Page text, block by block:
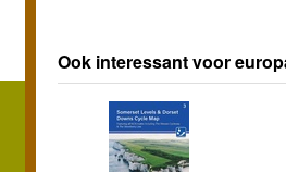
Ook interessant voor